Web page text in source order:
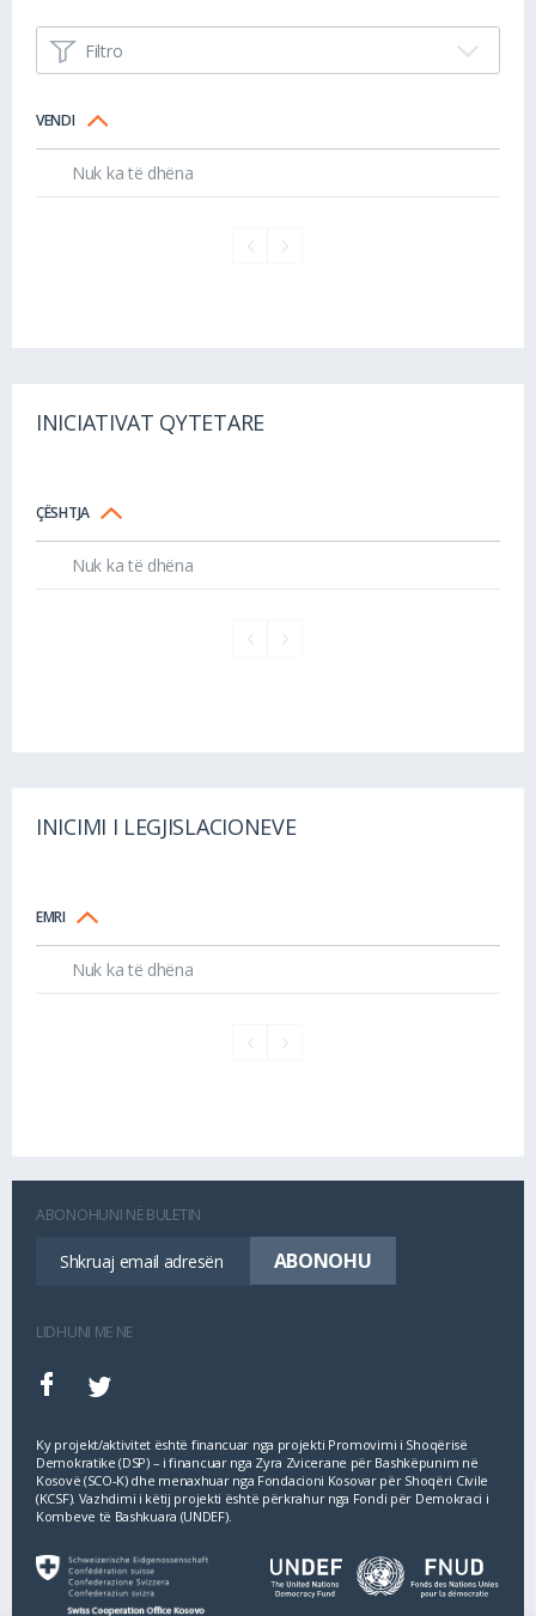
Filtro
VENDI
Nuk ka të dhëna
INICIATIVAT QYTETARE
ÇËSHTJA
Nuk ka të dhëna
INICIMI I LEGJISLACIONEVE
EMRI
Nuk ka të dhëna
ABONOHUNI NË BULETIN
LIDHUNI ME NE
Ky projekt/aktivitet është financuar nga projekti Promovimi i Shoqërisë
Demokratike (DSP) – i financuar nga Zyra Zvicerane për Bashkëpunim në
Kosovë (SCO‐K) dhe menaxhuar nga Fondacioni Kosovar për Shoqëri Civile
(KCSF). Vazhdimi i këtij projekti është përkrahur nga Fondi për Demokraci i
Kombeve të Bashkuara (UNDEF).